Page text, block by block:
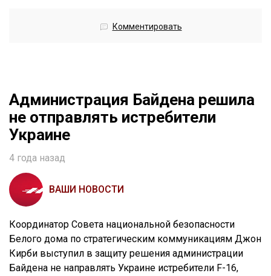
Комментировать
Администрация Байдена решила
не отправлять истребители
Украине
4 года назад
ВАШИ НОВОСТИ
Координатор Совета национальной безопасности
Белого дома по стратегическим коммуникациям Джон
Кирби выступил в защиту решения администрации
Байдена не направлять Украине истребители F-16,